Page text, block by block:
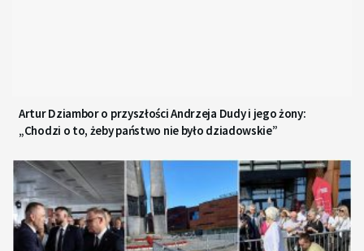
Artur Dziambor o przyszłości Andrzeja Dudy i jego żony:
„Chodzi o to, żeby państwo nie było dziadowskie”